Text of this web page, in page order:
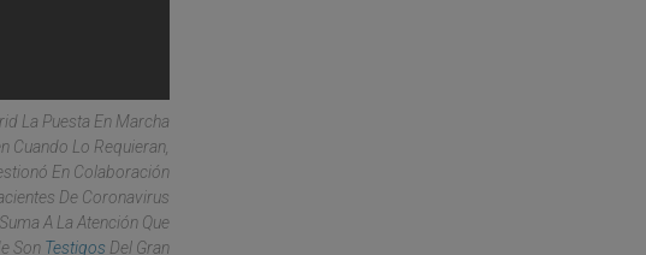
La Puesta En Marcha
Cuando Lo Requieran,
En Colaboración
De Coronavirus
A La Atención Que
Son Testigos Del Gran